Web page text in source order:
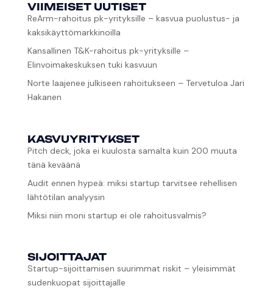
VIIMEISET UUTISET
ReArm-rahoitus pk-yrityksille – kasvua puolustus- ja
kaksikäyttömarkkinoilla
Kansallinen T&K-rahoitus pk-yrityksille –
Elinvoimakeskuksen tuki kasvuun
Norte laajenee julkiseen rahoitukseen – Tervetuloa Jari
Hakanen
KASVUYRITYKSET
Pitch deck, joka ei kuulosta samalta kuin 200 muuta
tänä keväänä
Audit ennen hypeä: miksi startup tarvitsee rehellisen
lähtötilan analyysin
Miksi niin moni startup ei ole rahoitusvalmis?
SIJOITTAJAT
Startup-sijoittamisen suurimmat riskit – yleisimmät
sudenkuopat sijoittajalle